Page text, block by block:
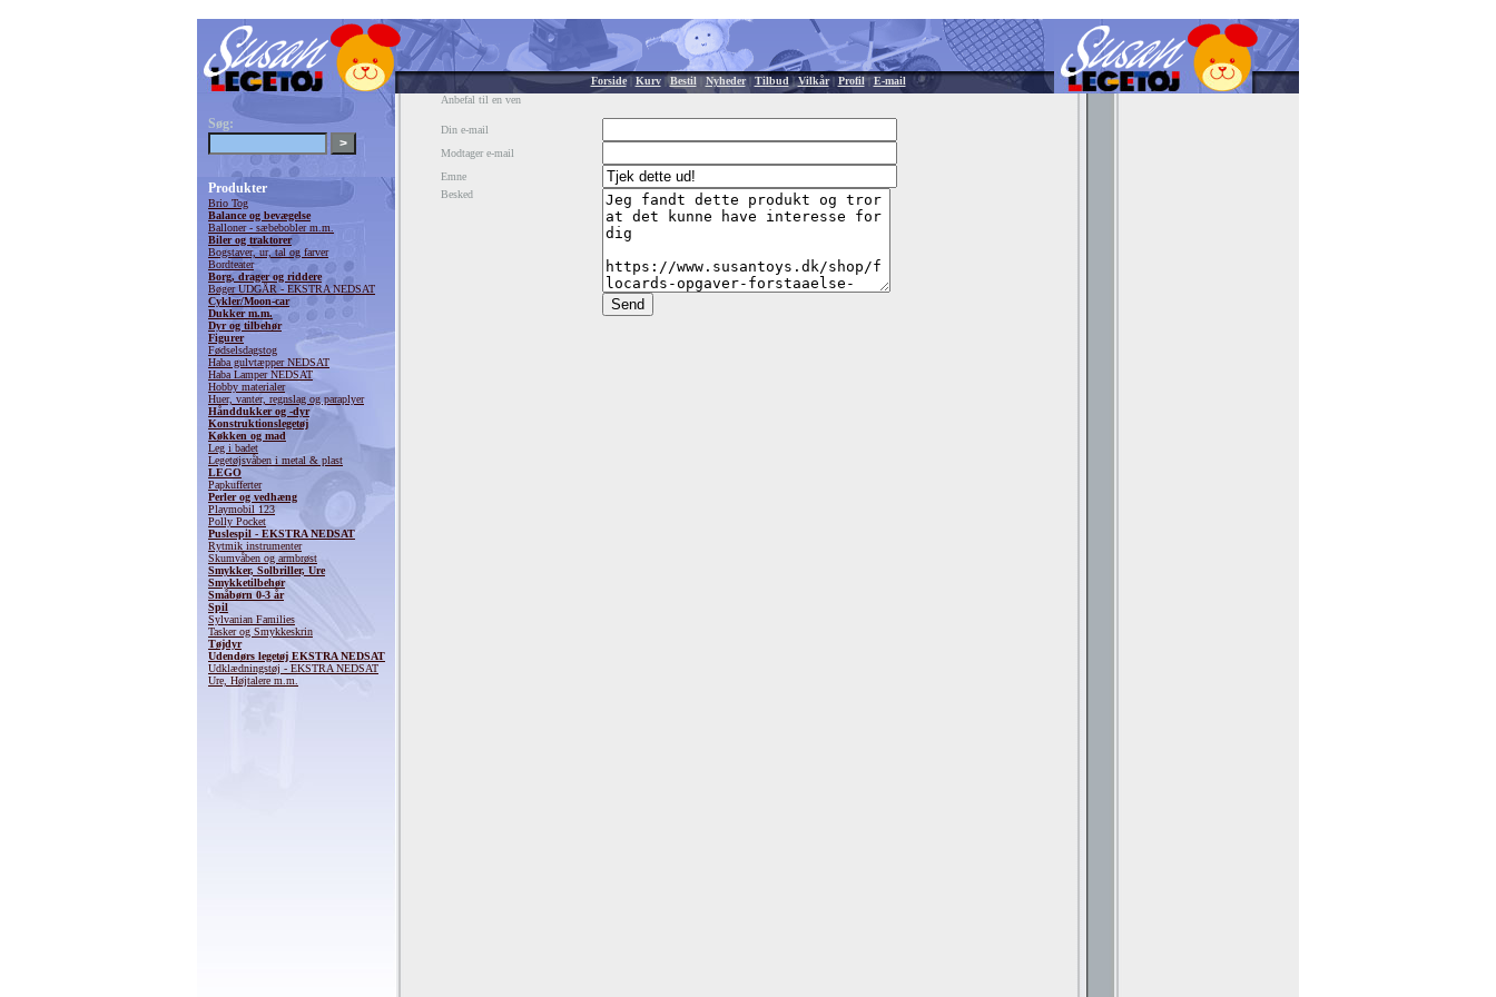
Forside| Kurv| Bestil| Nyheder| Tilbud |Vilkår| Profil| E-mail
Søg:
Produkter
Brio Tog
Balance og bevægelse
Balloner - sæbebobler m.m.
Biler og traktorer
Bogstaver, ur, tal og farver
Bordteater
Borg, drager og riddere
Bøger UDGÅR - EKSTRA NEDSAT
Cykler/Moon-car
Dukker m.m.
Dyr og tilbehør
Figurer
Fødselsdagstog
Haba gulvtæpper NEDSAT
Haba Lamper NEDSAT
Hobby materialer
Huer, vanter, regnslag og paraplyer
Hånddukker og -dyr
Konstruktionslegetøj
Køkken og mad
Leg i badet
Legetøjsvåben i metal & plast
LEGO
Papkufferter
Perler og vedhæng
Playmobil 123
Polly Pocket
Puslespil - EKSTRA NEDSAT
Rytmik instrumenter
Skumvåben og armbrøst
Smykker, Solbriller, Ure
Smykketilbehør
Småbørn 0-3 år
Spil
Sylvanian Families
Tasker og Smykkeskrin
Tøjdyr
Udendørs legetøj EKSTRA NEDSAT
Udklædningstøj - EKSTRA NEDSAT
Ure, Højtalere m.m.
Anbefal til en ven
Din e-mail
Modtager e-mail
Emne
Besked